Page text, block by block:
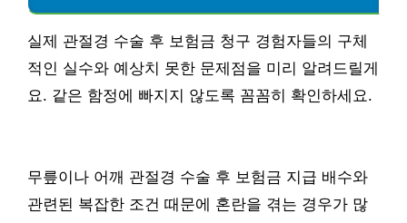
실제 관절경 수술 후 보험금 청구 경험자들의 구체
적인 실수와 예상치 못한 문제점을 미리 알려드릴게
요. 같은 함정에 빠지지 않도록 꼼꼼히 확인하세요.
무릎이나 어깨 관절경 수술 후 보험금 지급 배수와
관련된 복잡한 조건 때문에 혼란을 겪는 경우가 많